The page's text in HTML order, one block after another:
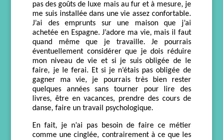
pas des goûts de luxe mais au fur et à mesure, je
me suis installée dans une vie assez confortable.
J’ai des emprunts surune maison que j’ai
achetée en Espagne. J’adore ma vie, mais il faut
quand même que je travaille. Je pourrais
éventuellement considérer que je dois réduire
mon niveau de vie et si je suis obligée de le
faire, je le ferai. Etsi je n’étais pas obligée de
gagner ma vie, je pourrais très bien rester
quelques années sans tourner pour lire des
livres, être en vacances, prendre des cours de
danse, faire un travail psychologique.
En fait, je n’ai pas besoin de faire ce métier
comme une cinglée, contrairement à ce que les